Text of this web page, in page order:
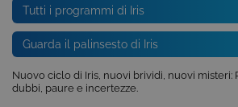
Tutti i programmi di Iris
Guarda il palinsesto di Iris
Nuovo ciclo di Iris, nuovi brividi, nuovi misteri:
dubbi, paure e incertezze.